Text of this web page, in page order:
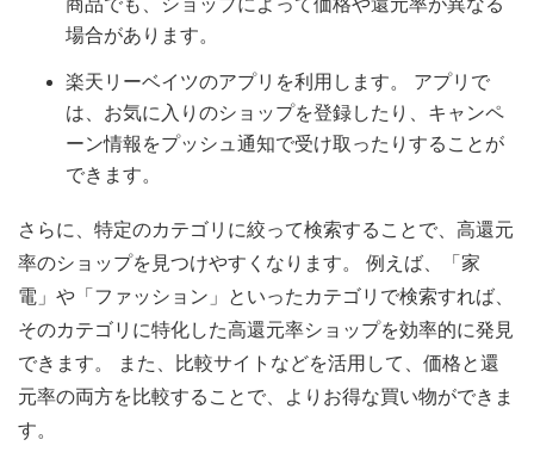
商品でも、ショップによって価格や還元率が異なる
場合があります。
楽天リーベイツのアプリを利用します。 アプリで
は、お気に入りのショップを登録したり、キャンペ
ーン情報をプッシュ通知で受け取ったりすることが
できます。
さらに、特定のカテゴリに絞って検索することで、高還元
率のショップを見つけやすくなります。 例えば、「家
電」や「ファッション」といったカテゴリで検索すれば、
そのカテゴリに特化した高還元率ショップを効率的に発見
できます。 また、比較サイトなどを活用して、価格と還
元率の両方を比較することで、よりお得な買い物ができま
す。